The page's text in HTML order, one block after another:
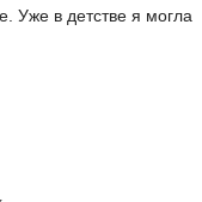
Уже в детстве я могла